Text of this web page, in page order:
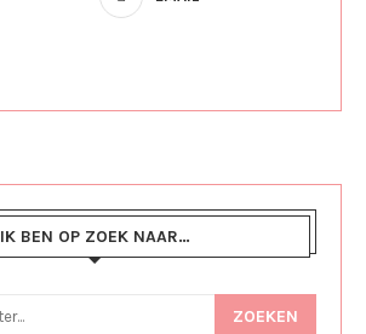
IK BEN OP ZOEK NAAR…
ZOEKEN